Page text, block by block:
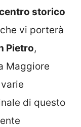
storico
vi porterà
Pietro,
Maggiore
di questo